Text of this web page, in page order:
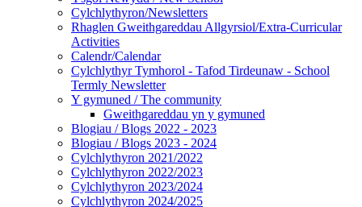
Cylchlythyron/Newsletters
Rhaglen Gweithgareddau Allgyrsiol/Extra-Curricular
Activities
Calendr/Calendar
Cylchlythyr Tymhorol - Tafod Tirdeunaw - School
Termly Newsletter
Y gymuned / The community
Gweithgareddau yn y gymuned
Blogiau / Blogs 2022 - 2023
Blogiau / Blogs 2023 - 2024
Cylchlythyron 2021/2022
Cylchlythyron 2022/2023
Cylchlythyron 2023/2024
Cylchlythyron 2024/2025